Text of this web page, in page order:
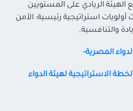
الهيئة الريادي على المستويين
أولويات استراتيجية رئيسية: الأمن
والتنافسية.
المصرية-
الاستراتيجية لهيئة الدواء